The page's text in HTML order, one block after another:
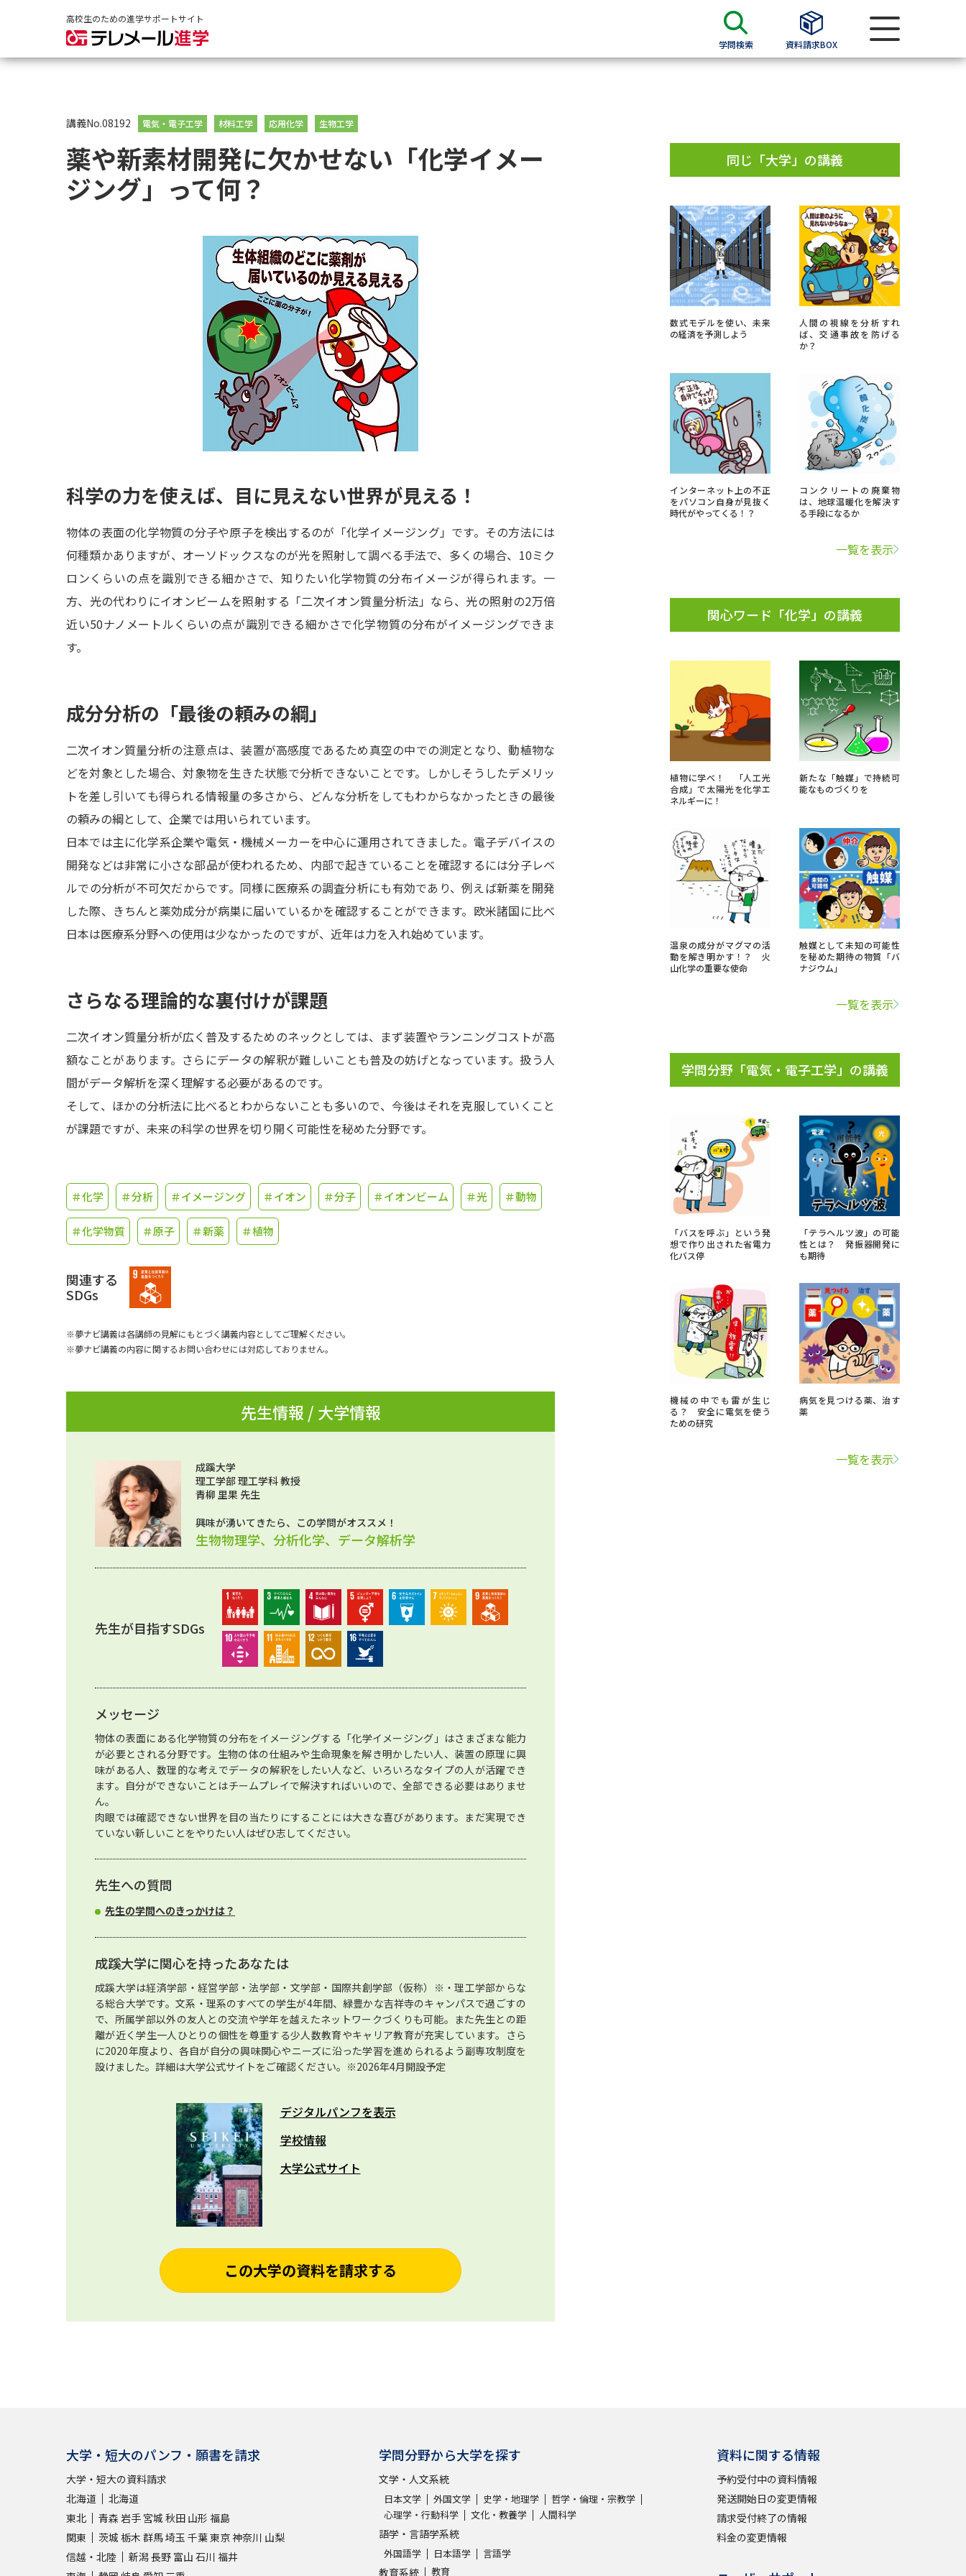
高校生のための進学サポートサイト
学問検索 資料請求BOX
大学・短大の資料種類から請求
大学パンフ
大学入学共通テスト利用選抜の募集要項＆願書
過去問題集
留学・進学関連、塾・予備校
高等学校卒業程度認定試験
小学校教員資格認定試験
大学検索
大学で学べる内容や特徴を調べる
新増設大学・学部・学科特集
データサイエンス特集
進路の３択
新学年スタート号特集ページ（高3生用）
新学年スタート号特集ページ（高2生用）
実施プログラムから探す
来場型・Web型イベント特集
資料検索
志望校・出願校を調べる
併願校選び 受験スケジュールを立てよう
先輩が入学を決めた理由
テレメール全国一斉進学調査
新生活お役立ちガイド
大学で学びたい学問発見
学問分野解説 学問の教科書 夢ナビライブ
Ｑ＆Ａ よくあるご質問
このサイトについて
受付内容・発送状況の確認 テレメール
お支払いサイト
お問合せ先 テレメール進学カタログ訂正のご案内
講義No.08192 電気・電子工学 材料工学 応用化学 生物工学
薬や新素材開発に欠かせない「化学イメー
ジング」って何？
科学の力を使えば、目に見えない世界が見える！
物体の表面の化学物質の分子や原子を検出するのが「化学イメージング」です。その方法には
何種類かありますが、オーソドックスなのが光を照射して調べる手法で、多くの場合、10ミク
ロンくらいの点を識別できる細かさで、知りたい化学物質の分布イメージが得られます。一
方、光の代わりにイオンビームを照射する「二次イオン質量分析法」なら、光の照射の2万倍
近い50ナノメートルくらいの点が識別できる細かさで化学物質の分布がイメージングできま
す。
成分分析の「最後の頼みの綱」
二次イオン質量分析の注意点は、装置が高感度であるため真空の中での測定となり、動植物な
どを対象とした場合、対象物を生きた状態で分析できないことです。しかしそうしたデメリッ
トを差し引いても得られる情報量の多さから、どんな分析をしてもわからなかったときの最後
の頼みの綱として、企業では用いられています。
日本では主に化学系企業や電気・機械メーカーを中心に運用されてきました。電子デバイスの
開発などは非常に小さな部品が使われるため、内部で起きていることを確認するには分子レベ
ルでの分析が不可欠だからです。同様に医療系の調査分析にも有効であり、例えば新薬を開発
した際、きちんと薬効成分が病巣に届いているかを確認することができます。欧米諸国に比べ
日本は医療系分野への使用は少なかったのですが、近年は力を入れ始めています。
さらなる理論的な裏付けが課題
二次イオン質量分析が広く普及するためのネックとしては、まず装置やランニングコストが高
額なことがあります。さらにデータの解釈が難しいことも普及の妨げとなっています。扱う人
間がデータ解析を深く理解する必要があるのです。
そして、ほかの分析法に比べるとわからないことも多いので、今後はそれを克服していくこと
が課題ですが、未来の科学の世界を切り開く可能性を秘めた分野です。
＃化学 ＃分析 ＃イメージング ＃イオン ＃分子 ＃イオンビーム ＃光 ＃動物
＃化学物質 ＃原子 ＃新薬 ＃植物
関連する
SDGs
※夢ナビ講義は各講師の見解にもとづく講義内容としてご理解ください。
※夢ナビ講義の内容に関するお問い合わせには対応しておりません。
先生情報 / 大学情報
成蹊大学
理工学部 理工学科 教授
青柳 里果 先生
興味が湧いてきたら、この学問がオススメ！
生物物理学、分析化学、データ解析学
先生が目指すSDGs
メッセージ
物体の表面にある化学物質の分布をイメージングする「化学イメージング」はさまざまな能力
が必要とされる分野です。生物の体の仕組みや生命現象を解き明かしたい人、装置の原理に興
味がある人、数理的な考えでデータの解釈をしたい人など、いろいろなタイプの人が活躍でき
ます。自分ができないことはチームプレイで解決すればいいので、全部できる必要はありませ
ん。
肉眼では確認できない世界を目の当たりにすることには大きな喜びがあります。まだ実現でき
ていない新しいことをやりたい人はぜひ志してください。
先生への質問
先生の学問へのきっかけは？
成蹊大学に関心を持ったあなたは
成蹊大学は経済学部・経営学部・法学部・文学部・国際共創学部（仮称）※・理工学部からな
る総合大学です。文系・理系のすべての学生が4年間、緑豊かな吉祥寺のキャンパスで過ごすの
で、所属学部以外の友人との交流や学年を越えたネットワークづくりも可能。また先生との距
離が近く学生一人ひとりの個性を尊重する少人数教育やキャリア教育が充実しています。さら
に2020年度より、各自が自分の興味関心やニーズに沿った学習を進められるよう副専攻制度を
設けました。詳細は大学公式サイトをご確認ください。※2026年4月開設予定
デジタルパンフを表示
学校情報
大学公式サイト
この大学の資料を請求する
同じ「大学」の講義
数式モデルを使い、未来
の経済を予測しよう
人間の視線を分析すれ
ば、交通事故を防げる
か？
インターネット上の不正
をパソコン自身が見抜く
時代がやってくる！？
コンクリートの廃棄物
は、地球温暖化を解決す
る手段になるか
一覧を表示
関心ワード「化学」の講義
植物に学べ！ 「人工光
合成」で太陽光を化学エ
ネルギーに！
新たな「触媒」で持続可
能なものづくりを
温泉の成分がマグマの活
動を解き明かす！？ 火
山化学の重要な使命
触媒として未知の可能性
を秘めた期待の物質「バ
ナジウム」
一覧を表示
学問分野「電気・電子工学」の講義
「バスを呼ぶ」という発
想で作り出された省電力
化バス停
「テラヘルツ波」の可能
性とは？ 発振器開発に
も期待
機械の中でも雷が生じ
る？ 安全に電気を使う
ための研究
病気を見つける薬、治す
薬
一覧を表示
大学・短大のパンフ・願書を請求
大学・短大の資料請求
北海道
北海道
東北
青森 岩手 宮城 秋田 山形 福島
関東
茨城 栃木 群馬埼玉 千葉東京神奈川 山梨
信越・北陸
新潟長野 富山 石川 福井
学問分野から大学を探す
文学・人文系統
日本文学 外国文学 史学・地理学
哲学・倫理・宗教学
心理学・行動科学
文化・教養学 人間科学
語学・言語学系統
外国語学 日本語学 言語学
教育系統 教育
資料に関する情報
予約受付中の資料情報
発送開始日の変更情報
請求受付終了の情報
料金の変更情報